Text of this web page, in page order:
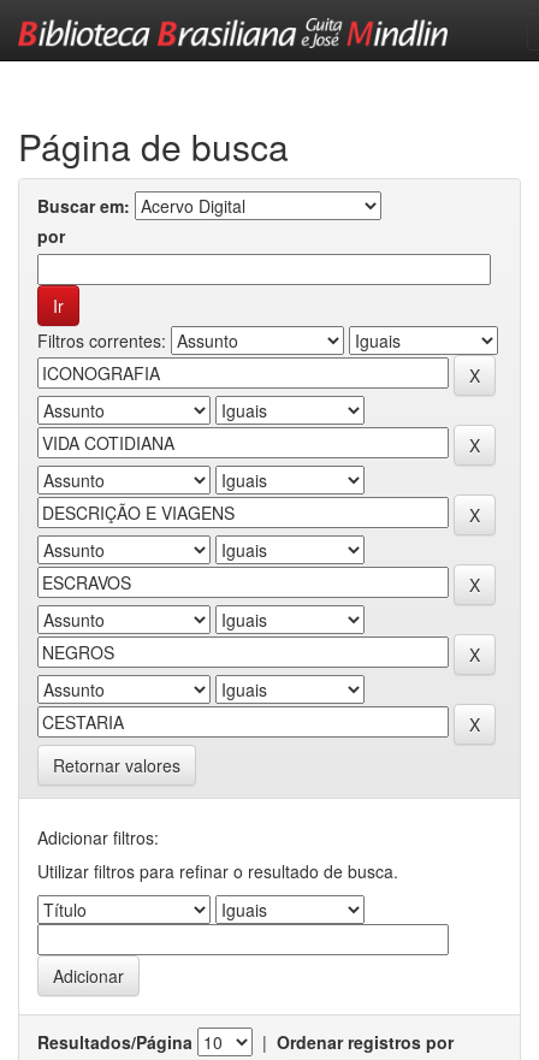
Página de busca
Buscar em:
por
Filtros correntes:
Retornar valores
Adicionar filtros:
Utilizar filtros para refinar o resultado de busca.
Resultados/Página | Ordenar registros por